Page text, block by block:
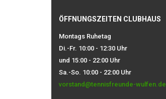
ÖFFNUNGSZEITEN CLUBHAUS
Montags Ruhetag
Di.-Fr. 10:00 - 12:30 Uhr
und 15:00 - 22:00 Uhr
Sa.-So. 10:00 - 22:00 Uhr
vorstand@tennisfreunde-wulfen.de